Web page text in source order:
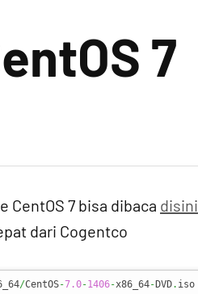
7
CentOS 7 bisa dibaca disini
dari Cogentco
/CentOS-7.0-1406-x86_64- DVD. iso